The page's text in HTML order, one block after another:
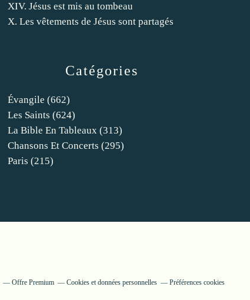
Catégories
Évangile (662)
Les Saints (624)
La Bible En Tableaux (313)
Chansons Et Concerts (295)
Paris (215)
XIV. Jésus est mis au tombeau
X. Les vêtements de Jésus sont partagés
Offre Premium Cookies et données personnelles Préférences cookies